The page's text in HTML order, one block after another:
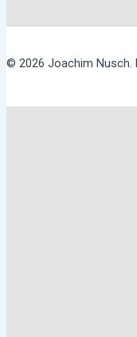
© 2026 Joachim Nusch.